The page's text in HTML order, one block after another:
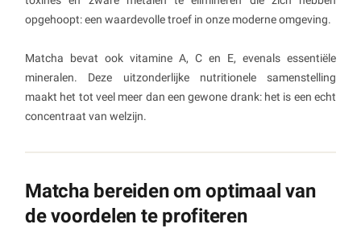
opgehoopt: een waardevolle troef in onze moderne omgeving.
Matcha bevat ook vitamine A, C en E, evenals essentiële
mineralen. Deze uitzonderlijke nutritionele samenstelling
maakt het tot veel meer dan een gewone drank: het is een echt
concentraat van welzijn.
Matcha bereiden om optimaal van
de voordelen te profiteren